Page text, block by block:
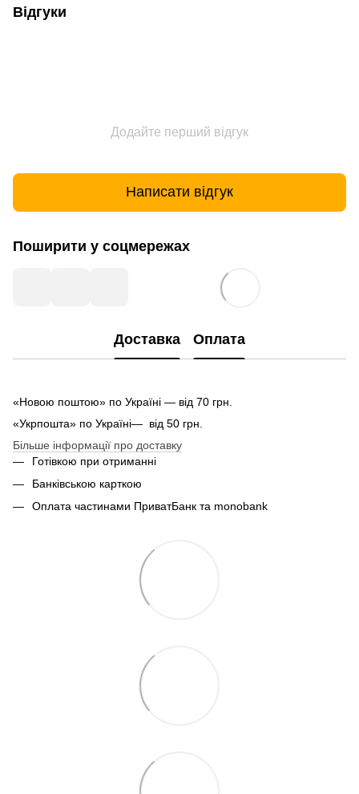
Відгуки
Додайте перший відгук
Написати відгук
Поширити у соцмережах
Доставка Оплата
«Новою поштою» по Україні — від 70 грн.
«Укрпошта» по Україні— від 50 грн.
Більше інформації про доставку
Готівкою при отриманні
Банківською карткою
Оплата частинами ПриватБанк та monobank